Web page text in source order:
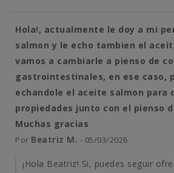
Hola!, actualmente le doy a mi
salmon y le echo tambien el
vamos a cambiarle a pienso de
gastrointestinales, en ese caso,
echandole el aceite salmon para
propiedades junto con el pienso
Muchas gracias
Por Beatriz M. - 05/03/2026
¡Hola Beatriz! Si, puedes seguir